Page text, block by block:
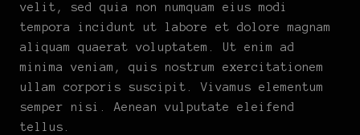
velit, sed quia non numquam eius modi
tempora incidunt ut labore et dolore magnam
aliquam quaerat voluptatem. Ut enim ad
minima veniam, quis nostrum exercitationem
ullam corporis suscipit. Vivamus elementum
semper nisi. Aenean vulputate eleifend
tellus.